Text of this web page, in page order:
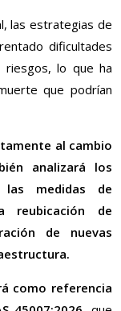
las estrategias de
dificultades
riesgos, lo que ha
que podrían
al cambio
analizará los
las medidas de
reubicación de
de nuevas
como referencia